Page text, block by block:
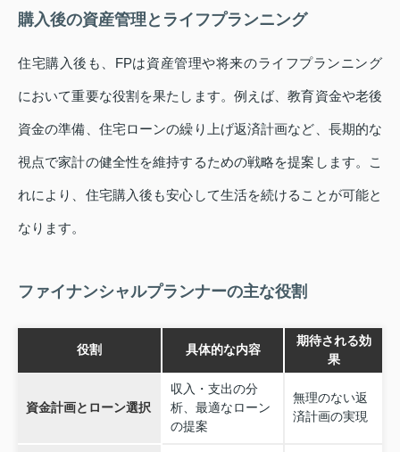
購入後の資産管理とライフプランニング
住宅購入後も、FPは資産管理や将来のライフプランニング
において重要な役割を果たします。例えば、教育資金や老後
資金の準備、住宅ローンの繰り上げ返済計画など、長期的な
視点で家計の健全性を維持するための戦略を提案します。こ
れにより、住宅購入後も安心して生活を続けることが可能と
なります。
ファイナンシャルプランナーの主な役割
役割 具体的な内容
期待される効
果
資金計画とローン選択
収入・支出の分
析、最適なローン
の提案
無理のない返
済計画の実現